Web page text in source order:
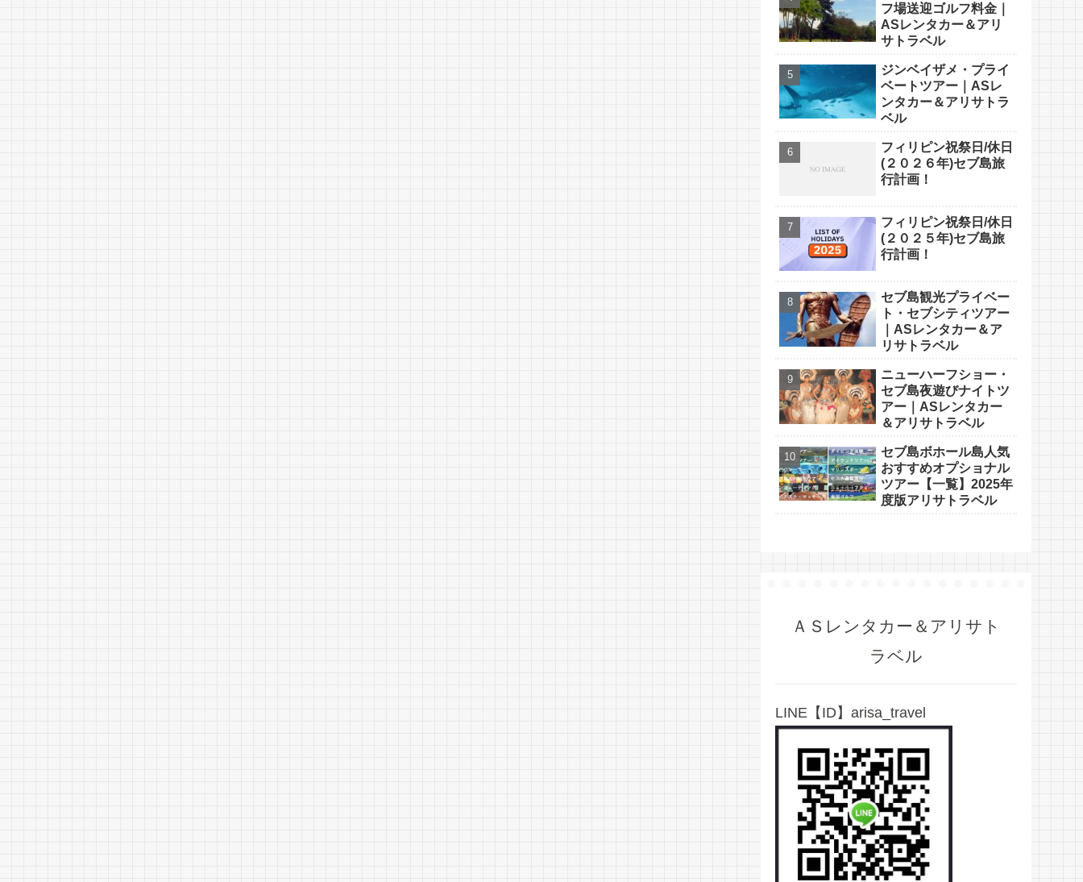
フ場送迎ゴルフ料金｜
ASレンタカー＆アリ
サトラベル
ジンベイザメ・プライ
ベートツアー｜ASレ
ンタカー＆アリサトラ
ベル
フィリピン祝祭日/休日
(２０２６年)セブ島旅
行計画！
フィリピン祝祭日/休日
(２０２５年)セブ島旅
行計画！
セブ島観光プライベー
ト・セブシティツアー
｜ASレンタカー＆ア
リサトラベル
ニューハーフショー・
セブ島夜遊びナイトツ
アー｜ASレンタカー
＆アリサトラベル
セブ島ボホール島人気
おすすめオプショナル
ツアー【一覧】2025年
度版アリサトラベル
ＡＳレンタカー＆アリサト
ラベル
LINE【ID】arisa_travel